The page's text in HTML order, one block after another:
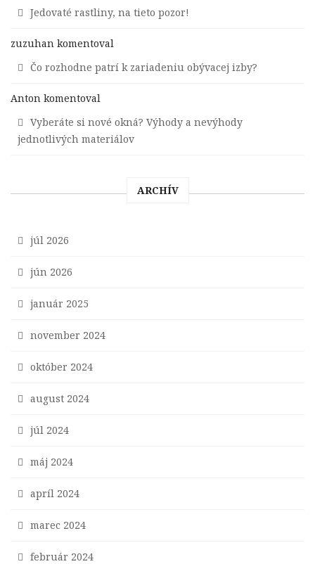
Jedovaté rastliny, na tieto pozor!
zuzuhan komentoval
Čo rozhodne patrí k zariadeniu obývacej izby?
Anton komentoval
Vyberáte si nové okná? Výhody a nevýhody
jednotlivých materiálov
ARCHÍV
júl 2026
jún 2026
január 2025
november 2024
október 2024
august 2024
júl 2024
máj 2024
apríl 2024
marec 2024
február 2024